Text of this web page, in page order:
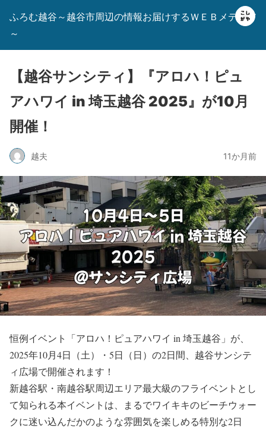
ふろむ越谷～越谷市周辺の情報お届けするＷＥＢメディア
～
【越谷サンシティ】『アロハ！ピュ
アハワイ in 埼玉越谷 2025』が10月
開催！
越夫 11か月前
恒例イベント「アロハ！ピュアハワイ in 埼玉越谷」が、
2025年10月4日（土）・5日（日）の2日間、越谷サンシテ
ィ広場で開催されます！
新越谷駅・南越谷駅周辺エリア最大級のフライベントとし
て知られる本イベントは、まるでワイキキのビーチウォー
クに迷い込んだかのような雰囲気を楽しめる特別な2日